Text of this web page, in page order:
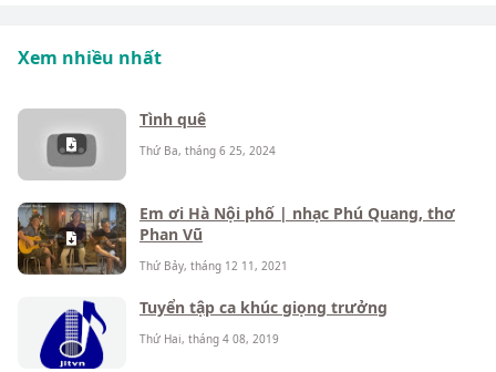
Xem nhiều nhất
Tình quê
Thứ Ba, tháng 6 25, 2024
Em ơi Hà Nội phố | nhạc Phú Quang, thơ
Phan Vũ
Thứ Bảy, tháng 12 11, 2021
Tuyển tập ca khúc giọng trưởng
Thứ Hai, tháng 4 08, 2019